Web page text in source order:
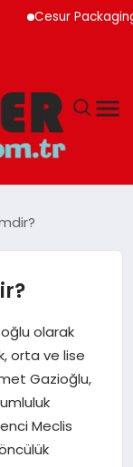
Cesur Packaging,
olarak
orta ve lise
Gazioğlu,
Meclis